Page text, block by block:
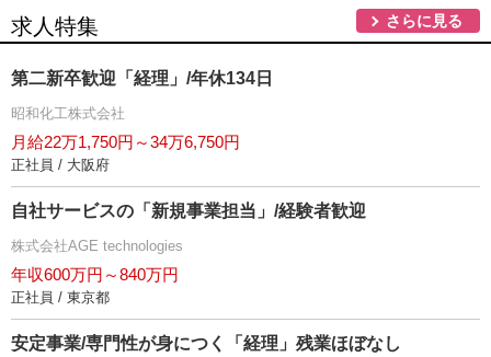
求人特集 さらに見る
第二新卒歓迎「経理」/年休134日
昭和化工株式会社
月給22万1,750円～34万6,750円
正社員 / 大阪府
自社サービスの「新規事業担当」/経験者歓迎
株式会社AGE technologies
年収600万円～840万円
正社員 / 東京都
安定事業/専門性が身につく「経理」残業ほぼなし